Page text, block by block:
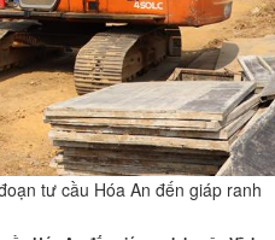
tư cầu Hóa An đến giáp ranh